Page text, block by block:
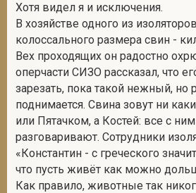
Хотя видел я и исключения.
В хозяйстве одного из
колоссального размера свин -
Вех проходящих он радостно
оперчасти СИЗО рассказал, что
зарезать, пока такой нежный, но
поднимается. Свина зовут ни
или Пятачком, а Костей: все с
разговаривают. Сотрудники
«Константин - с греческого
что пусть живёт как можно
Как правило, животные так